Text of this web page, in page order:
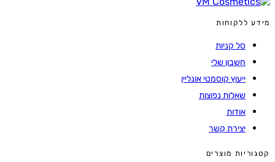
מידע ללקוחות
סל קניות
חשבון שלי
ייעוץ קוסמטי אונליין
שאלות נפוצות
אודות
יצירת קשר
קטגוריות מוצרים